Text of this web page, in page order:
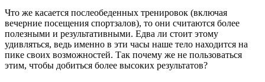
Что же касается послеобеденных тренировок (включая
вечерние посещения спортзалов), то они считаются более
полезными и результативными. Едва ли стоит этому
удивляться, ведь именно в эти часы наше тело находится на
пике своих возможностей. Так почему же не пользоваться
этим, чтобы добиться более высоких результатов?